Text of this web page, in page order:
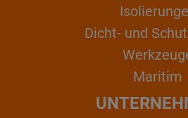
Dicht- und
Maritim